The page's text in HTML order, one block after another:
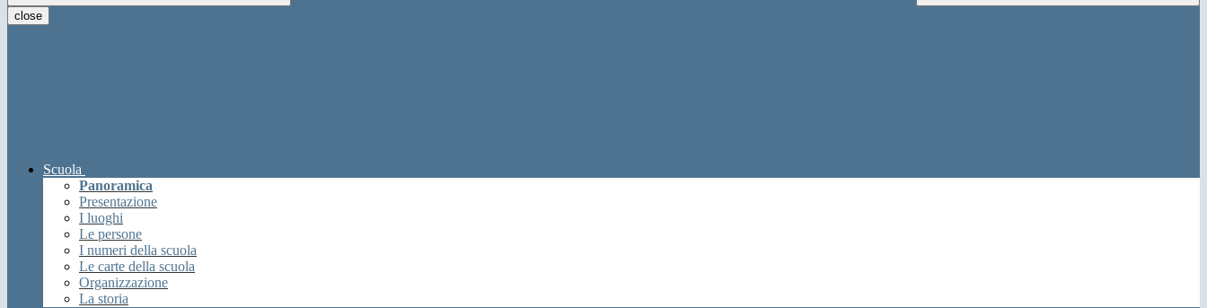
close
Scuola
Panoramica
Presentazione
I luoghi
Le persone
I numeri della scuola
Le carte della scuola
Organizzazione
La storia